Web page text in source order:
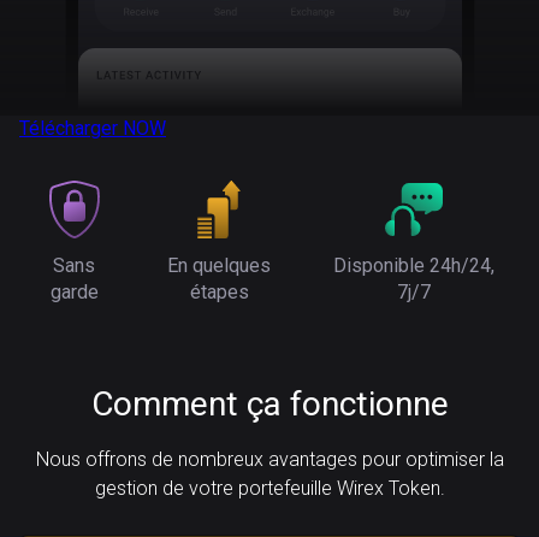
Télécharger NOW
Sans
garde
En quelques
étapes
Disponible 24h/24,
7j/7
Comment ça fonctionne
Nous offrons de nombreux avantages pour optimiser la
gestion de votre portefeuille Wirex Token.